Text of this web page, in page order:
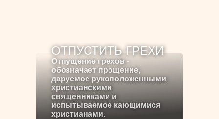
ОТПУСТИТЬ ГРЕХИ
Отпущение грехов -
обозначает прощение,
даруемое рукоположенными
христианскими
священниками и
испытываемое кающимися
христианами.